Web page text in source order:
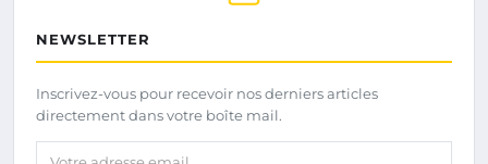
NEWSLETTER
Inscrivez-vous pour recevoir nos derniers articles
directement dans votre boîte mail.
Votre adresse email